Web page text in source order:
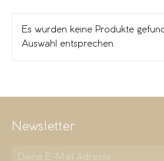
Es wurden keine Produkte
Auswahl entsprechen.
Newsletter